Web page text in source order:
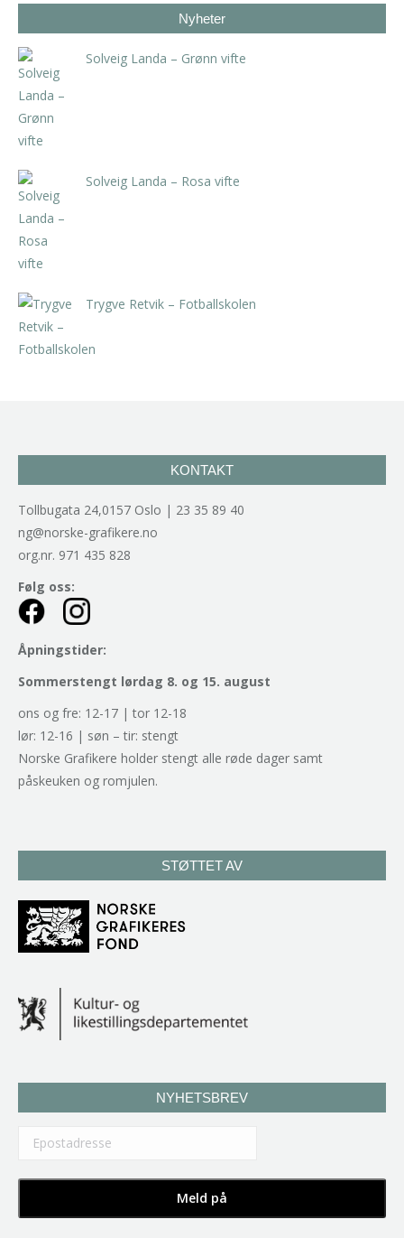
Nyheter
Solveig Landa – Grønn vifte
Solveig Landa – Rosa vifte
Trygve Retvik – Fotballskolen
KONTAKT
Tollbugata 24,0157 Oslo | 23 35 89 40
ng@norske-grafikere.no
org.nr. 971 435 828
Følg oss:
Åpningstider:
Sommerstengt lørdag 8. og 15. august
ons og fre: 12-17 | tor 12-18
lør: 12-16 | søn – tir: stengt
Norske Grafikere holder stengt alle røde dager samt
påskeuken og romjulen.
STØTTET AV
NYHETSBREV